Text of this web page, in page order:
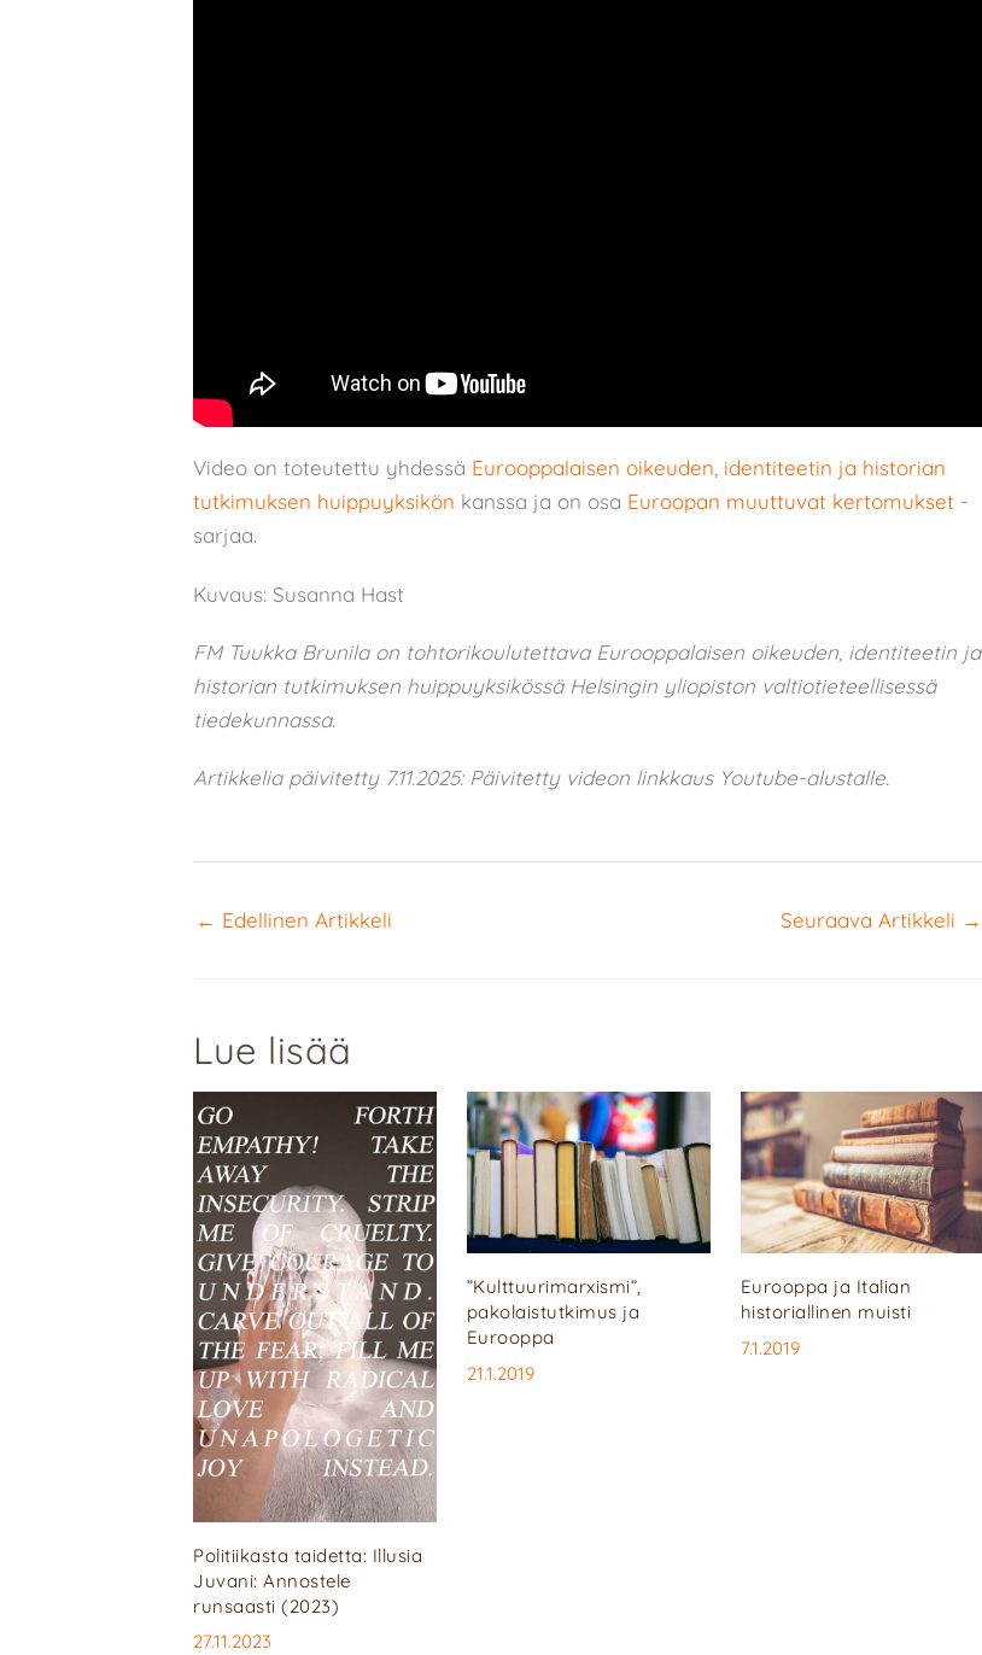
Video on toteutettu yhdessä Eurooppalaisen oikeuden, identiteetin ja historian
tutkimuksen huippuyksikön kanssa ja on osa Euroopan muuttuvat kertomukset -
sarjaa.
Kuvaus: Susanna Hast
FM Tuukka Brunila on tohtorikoulutettava Eurooppalaisen oikeuden, identiteetin ja
historian tutkimuksen huippuyksikössä Helsingin yliopiston valtiotieteellisessä
tiedekunnassa.
Artikkelia päivitetty 7.11.2025: Päivitetty videon linkkaus Youtube-alustalle.
← Edellinen Artikkeli Seuraava Artikkeli →
Lue lisää
Politiikasta taidetta: Illusia
Juvani: Annostele
runsaasti (2023)
27.11.2023
”Kulttuurimarxismi”,
pakolaistutkimus ja
Eurooppa
21.1.2019
Eurooppa ja Italian
historiallinen muisti
7.1.2019